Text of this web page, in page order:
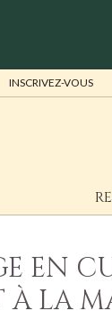
INSCRIVEZ-VOUS
EN
À LA